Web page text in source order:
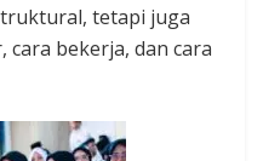
tetapi juga
bekerja, dan cara